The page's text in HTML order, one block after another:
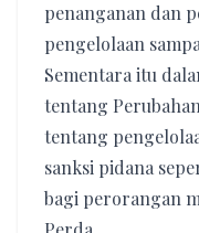
penanganan dan
pengelolaan
Sementara itu
tentang
tentang
sanksi pidana
bagi perorangan